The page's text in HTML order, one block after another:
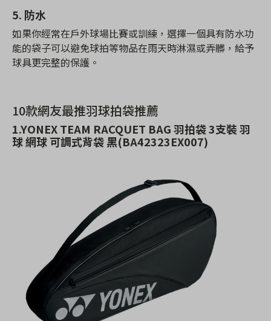
5. 防水
如果你經常在戶外球場比賽或訓練，選擇一個具有防水功
能的袋子可以避免球拍等物品在雨天時淋濕或弄髒，給予
球具更完整的保護。
10款網友最推羽球拍袋推薦
1.YONEX TEAM RACQUET BAG 羽拍袋 3支裝 羽
球 網球 可調式背袋 黑(BA42323EX007)